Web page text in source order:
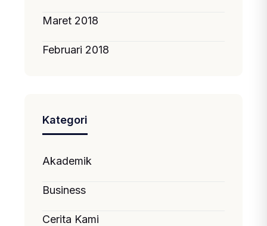
Maret 2018
Februari 2018
Kategori
Akademik
Business
Cerita Kami